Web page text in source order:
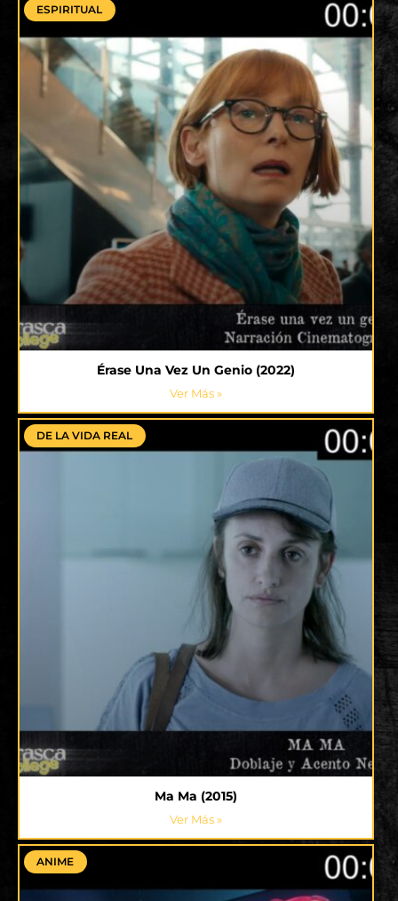
ESPIRITUAL
Érase Una Vez Un Genio (2022)
Ver Más »
DE LA VIDA REAL
Ma Ma (2015)
Ver Más »
ANIME